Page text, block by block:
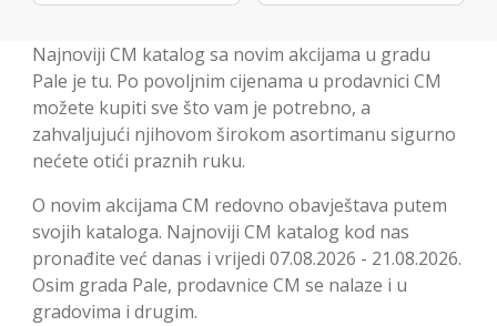
Najnoviji CM katalog sa novim akcijama u gradu
Pale je tu. Po povoljnim cijenama u prodavnici CM
možete kupiti sve što vam je potrebno, a
zahvaljujući njihovom širokom asortimanu sigurno
nećete otići praznih ruku.
O novim akcijama CM redovno obavještava putem
svojih kataloga. Najnoviji CM katalog kod nas
pronađite već danas i vrijedi 07.08.2026 - 21.08.2026.
Osim grada Pale, prodavnice CM se nalaze i u
gradovima i drugim.